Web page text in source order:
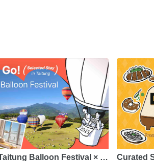
Balloon Festival × … Curated